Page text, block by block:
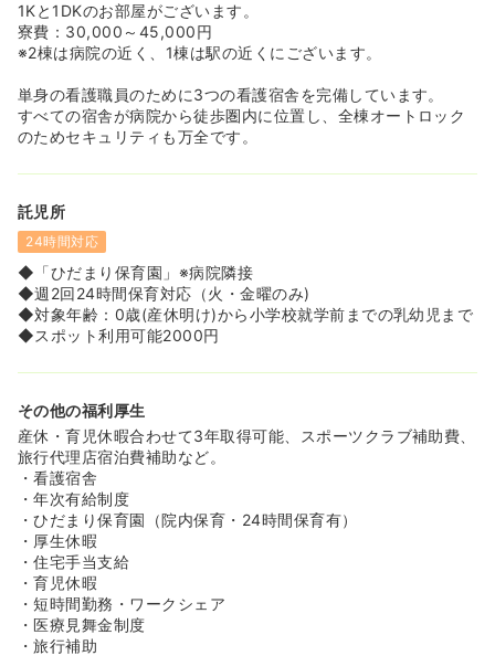
1Kと1DKのお部屋がございます。
寮費：30,000～45,000円
※2棟は病院の近く、1棟は駅の近くにございます。
単身の看護職員のために3つの看護宿舎を完備しています。
すべての宿舎が病院から徒歩圏内に位置し、全棟オートロック
のためセキュリティも万全です。
託児所
24時間対応
◆「ひだまり保育園」※病院隣接
◆週2回24時間保育対応（火・金曜のみ)
◆対象年齢：0歳(産休明け)から小学校就学前までの乳幼児まで
◆スポット利用可能2000円
その他の福利厚生
産休・育児休暇合わせて3年取得可能、スポーツクラブ補助費、
旅行代理店宿泊費補助など。
・看護宿舎
・年次有給制度
・ひだまり保育園（院内保育・24時間保育有）
・厚生休暇
・住宅手当支給
・育児休暇
・短時間勤務・ワークシェア
・医療見舞金制度
・旅行補助